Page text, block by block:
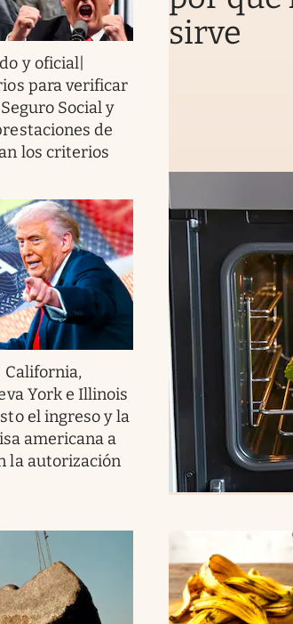
y oficial|
para verificar
Social y
de
los criterios
sirve
California,
York e Illinois
el ingreso y la
americana a
la autorización